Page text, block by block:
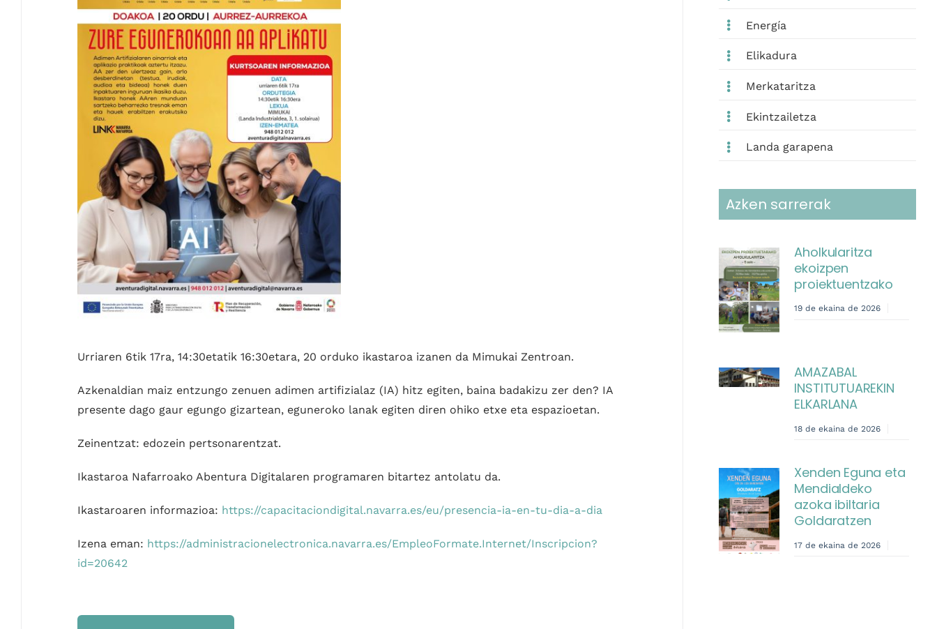
Urriaren 6tik 17ra, 14:30etatik 16:30etara, 20 orduko ikastaroa izanen da Mimukai Zentroan.
Azkenaldian maiz entzungo zenuen adimen artifizialaz (IA) hitz egiten, baina badakizu zer den? IA
presente dago gaur egungo gizartean, eguneroko lanak egiten diren ohiko etxe eta espazioetan.
Zeinentzat: edozein pertsonarentzat.
Ikastaroa Nafarroako Abentura Digitalaren programaren bitartez antolatu da.
Ikastaroaren informazioa: https://capacitaciondigital.navarra.es/eu/presencia-ia-en-tu-dia-a-dia
Izena eman: https://administracionelectronica.navarra.es/EmpleoFormate.Internet/Inscripcion?
id=20642
Energía
Elikadura
Merkataritza
Ekintzailetza
Landa garapena
Azken sarrerak
Aholkularitza
ekoizpen
proiektuentzako
19 de ekaina de 2026
AMAZABAL
INSTITUTUAREKIN
ELKARLANA
18 de ekaina de 2026
Xenden Eguna eta
Mendialdeko
azoka ibiltaria
Goldaratzen
17 de ekaina de 2026